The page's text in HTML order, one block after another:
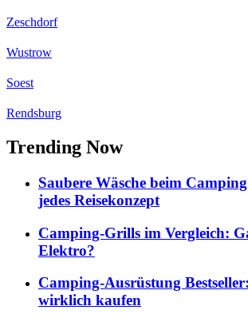
Zeschdorf
Wustrow
Soest
Rendsburg
Trending Now
Saubere Wäsche beim
jedes Reisekonzept
Camping-Grills im Vergleich:
Elektro?
Camping-Ausrüstung
wirklich kaufen